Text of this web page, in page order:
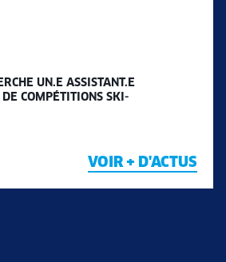
UN.E ASSISTANT.E
COMPÉTITIONS SKI-
VOIR + D'ACTUS